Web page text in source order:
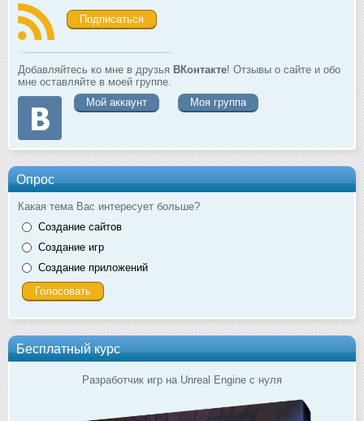
Подписаться
Добавляйтесь ко мне в друзья ВКонтакте! Отзывы о сайте и обо
мне оставляйте в моей группе.
Мой аккаунт
Моя группа
Опрос
Какая тема Вас интересует больше?
Создание сайтов
Создание игр
Создание приложений
Бесплатный курс
Разработчик игр на Unreal Engine с нуля